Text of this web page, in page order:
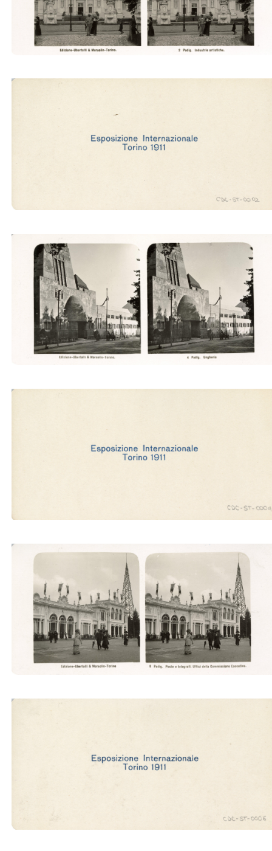
Padig. Industrie artistiche (Ubertalli)
Padig. Ungheria (Ubertalli)
Padig. Ungheria (Ubertalli)
Padig. Poste e telegrafi. Uffici della Commissione
Esecutiva (Ubertalli)
Esecutiva (Ubertalli)